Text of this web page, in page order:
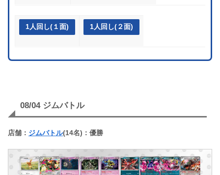
1人回し(１面) 1人回し(２面)
08/04 ジムバトル
店舗： ジムバトル(14名)：優勝